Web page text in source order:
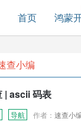
首页 鸿蒙
查小编
| ascii 码表
导航 作者： 速查小